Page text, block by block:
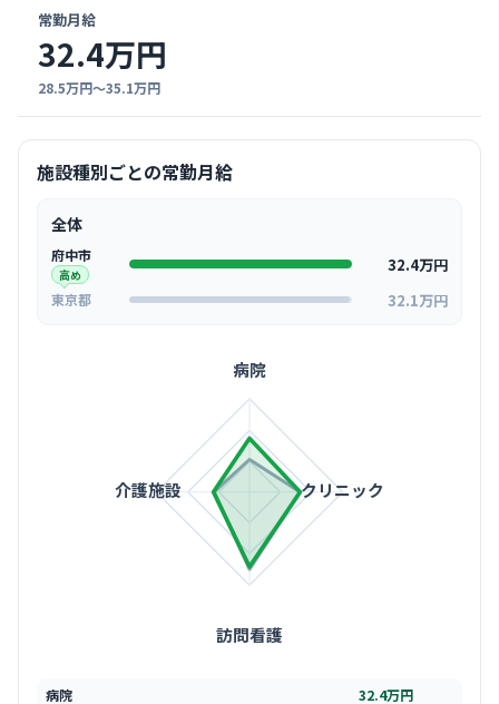
常勤月給
32.4万円
28.5万円〜35.1万円
施設種別ごとの常勤月給
全体
府中市
高め 32.4万円
東京都 32.1万円
病院
クリニック
訪問看護
介護施設
病院
32.4万円